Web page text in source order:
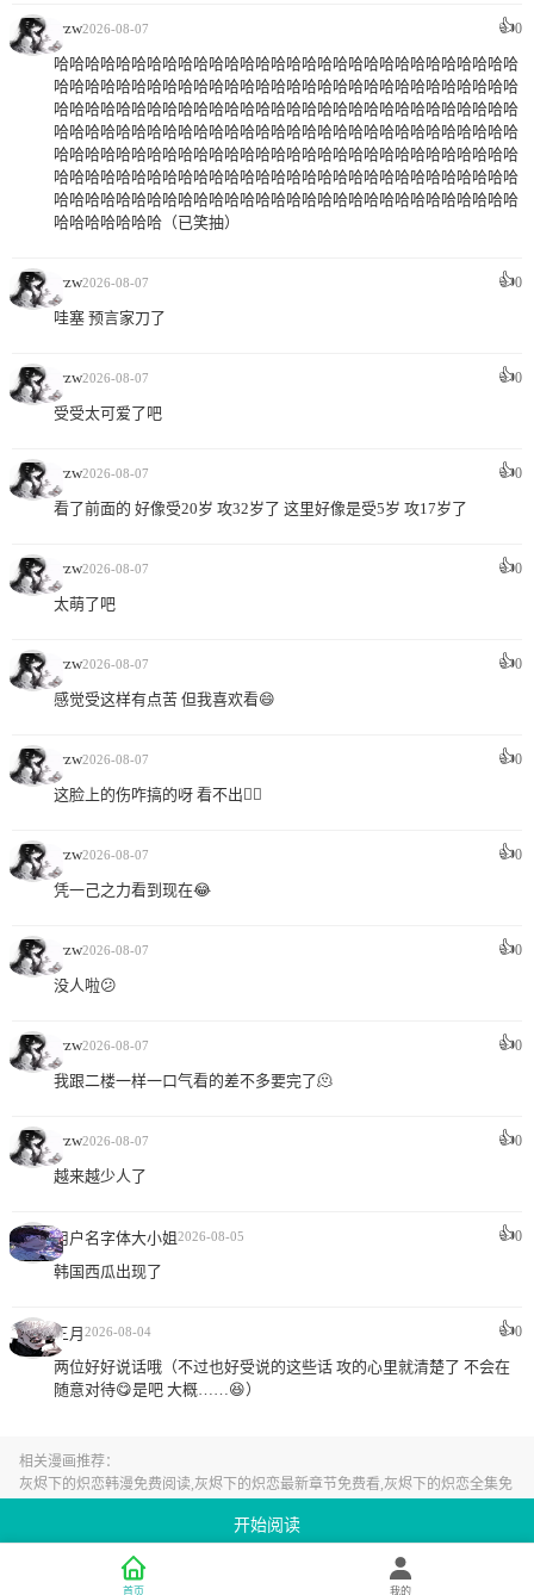
开始阅读
wzw2026-08-07 👍0
哈哈哈哈哈哈哈哈哈哈哈哈哈哈哈哈哈哈哈哈哈哈哈哈哈哈哈哈哈哈
哈哈哈哈哈哈哈哈哈哈哈哈哈哈哈哈哈哈哈哈哈哈哈哈哈哈哈哈哈哈
哈哈哈哈哈哈哈哈哈哈哈哈哈哈哈哈哈哈哈哈哈哈哈哈哈哈哈哈哈哈
哈哈哈哈哈哈哈哈哈哈哈哈哈哈哈哈哈哈哈哈哈哈哈哈哈哈哈哈哈哈
哈哈哈哈哈哈哈哈哈哈哈哈哈哈哈哈哈哈哈哈哈哈哈哈哈哈哈哈哈哈
哈哈哈哈哈哈哈哈哈哈哈哈哈哈哈哈哈哈哈哈哈哈哈哈哈哈哈哈哈哈
哈哈哈哈哈哈哈哈哈哈哈哈哈哈哈哈哈哈哈哈哈哈哈哈哈哈哈哈哈哈
哈哈哈哈哈哈哈（已笑抽）
wzw2026-08-07 👍0
哇塞 预言家刀了
wzw2026-08-07 👍0
受受太可爱了吧
wzw2026-08-07 👍0
看了前面的 好像受20岁 攻32岁了 这里好像是受5岁 攻17岁了
wzw2026-08-07 👍0
太萌了吧
wzw2026-08-07 👍0
感觉受这样有点苦 但我喜欢看😄
wzw2026-08-07 👍0
这脸上的伤咋搞的呀 看不出😵‍💫
wzw2026-08-07 👍0
凭一己之力看到现在😂
wzw2026-08-07 👍0
没人啦😕
wzw2026-08-07 👍0
我跟二楼一样一口气看的差不多要完了🫠
wzw2026-08-07 👍0
越来越少人了
用户名字体大小姐2026-08-05 👍0
韩国西瓜出现了
三月2026-08-04 👍0
两位好好说话哦（不过也好受说的这些话 攻的心里就清楚了 不会在
随意对待😋是吧 大概……😆）
相关漫画推荐：
灰烬下的炽恋韩漫免费阅读,灰烬下的炽恋最新章节免费看,灰烬下的炽恋全集免
首页 我的